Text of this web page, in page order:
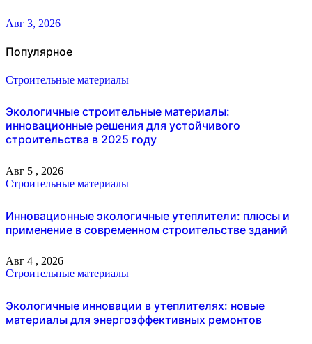
Авг 3, 2026
Популярное
Строительные материалы
Экологичные строительные материалы:
инновационные решения для устойчивого
строительства в 2025 году
Авг 5 , 2026
Строительные материалы
Инновационные экологичные утеплители: плюсы и
применение в современном строительстве зданий
Авг 4 , 2026
Строительные материалы
Экологичные инновации в утеплителях: новые
материалы для энергоэффективных ремонтов